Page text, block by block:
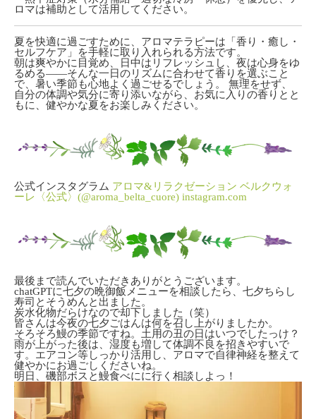
ロマは補助として活用してください。
夏を快適に過ごすために、アロマテラピーは「香り・癒し・
セルフケア」を手軽に取り入れられる方法です。
朝は爽やかに目覚め、日中はリフレッシュし、夜は心身をゆ
るめる――そんな一日のリズムに合わせて香りを選ぶこと
で、暑い季節も心地よく過ごせるでしょう。 無理をせず、
自分の体調や気分に寄り添いながら、お気に入りの香りとと
もに、健やかな夏をお楽しみください。
公式インスタグラム アロマ&リラクゼーション ベルクウォ
ーレ〈公式〉(@aroma_belta_cuore) instagram.com
最後まで読んでいただきありがとうございます。
chatGPTに七夕の晩御飯メニューを相談したら、七夕ちらし
寿司とそうめんと出ました。
炭水化物だらけなので却下しました（笑）
皆さんは今夜の七夕ごはんは何を召し上がりましたか。
そろそろ鰻の季節ですね。土用の丑の日はいつでしたっけ？
雨が上がった後は、湿度も増して体調不良を招きやすいで
す。エアコン等しっかり活用し、アロマで自律神経を整えて
健やかにお過ごしくださいね。
明日、磯部ボスと鰻食べにに行く相談しよっ！